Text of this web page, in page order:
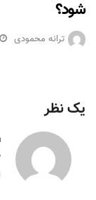
شود؟
ترانه محمودی
یک نظر
10